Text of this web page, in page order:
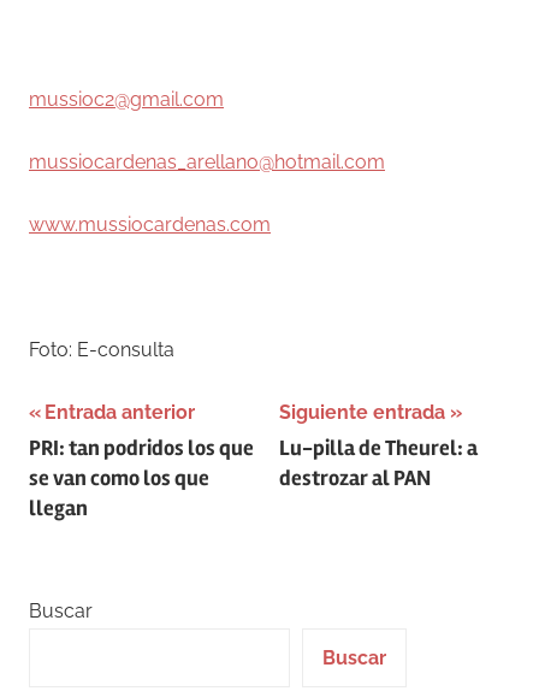
mussioc2@gmail.com
mussiocardenas_arellano@hotmail.com
www.mussiocardenas.com
Foto: E-consulta
Navegación
de
entradas
Entrada anterior
PRI: tan podridos los que
se van como los que
llegan
Siguiente entrada
Lu-pilla de Theurel: a
destrozar al PAN
Buscar
Buscar